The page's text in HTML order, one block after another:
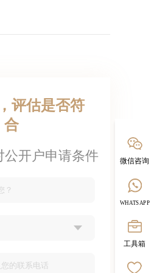
评估是否符
合
公开户申请条件 微信咨询
WHATSAPP
工具箱